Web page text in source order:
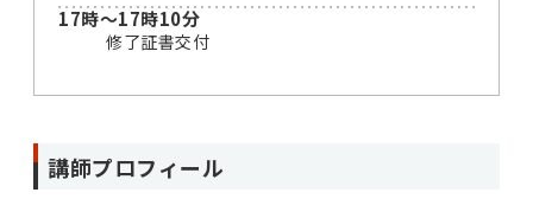
17時～17時10分
修了証書交付
講師プロフィール